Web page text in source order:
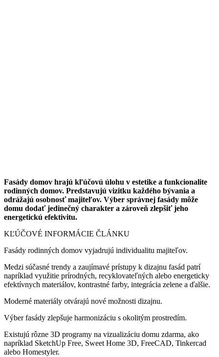
Fasády domov hrajú kľúčovú úlohu v estetike a funkcionalite
rodinných domov. Predstavujú vizitku každého bývania a
odrážajú osobnosť majiteľov. Výber správnej fasády môže
domu dodať jedinečný charakter a zároveň zlepšiť jeho
energetickú efektivitu.
KĽÚČOVÉ INFORMÁCIE ČLÁNKU
Fasády rodinných domov vyjadrujú individualitu majiteľov.
Medzi súčasné trendy a zaujímavé prístupy k dizajnu fasád patrí
napríklad využitie prírodných, recyklovateľných alebo energeticky
efektívnych materiálov, kontrastné farby, integrácia zelene a ďalšie.
Moderné materiály otvárajú nové možnosti dizajnu.
Výber fasády zlepšuje harmonizáciu s okolitým prostredím.
Existujú rôzne 3D programy na vizualizáciu domu zdarma, ako
napríklad SketchUp Free, Sweet Home 3D, FreeCAD, Tinkercad
alebo Homestyler.